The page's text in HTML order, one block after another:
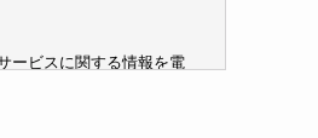
ービスに関する情報を電